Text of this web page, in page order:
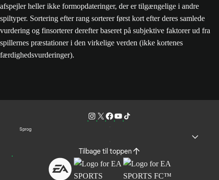
afspejler heller ikke formopdateringer, der er tilgængelige i andre
spiltyper. Sortering efter rang sorterer først kort efter deres samlede
vurdering og finsorterer derefter baseret på subjektive faktorer ud fra
spillernes præstationer i den virkelige verden (ikke kortenes
færdighedsvurderinger).
Sprog
Tilbage til toppen